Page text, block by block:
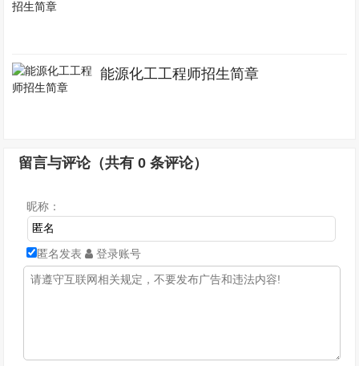
能源化工工程师招生简章
留言与评论（共有0 条评论）
昵称：
匿名发表 登录账号